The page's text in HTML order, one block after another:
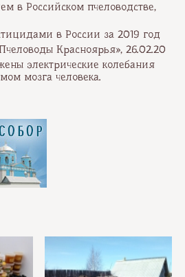
в Российском пчеловодстве,
в России за 2019 год
Красноярья», 26.02.20
электрические колебания
мозга человека.